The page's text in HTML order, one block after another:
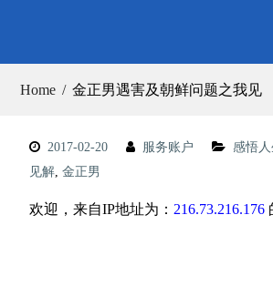
Home 金正男遇害及朝鲜问题之我见
2017-02-20 服务账户 感悟人
见解, 金正男
欢迎，来自IP地址为： 216.73.216.176